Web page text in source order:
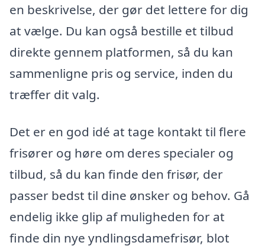
en beskrivelse, der gør det lettere for dig
at vælge. Du kan også bestille et tilbud
direkte gennem platformen, så du kan
sammenligne pris og service, inden du
træffer dit valg.
Det er en god idé at tage kontakt til flere
frisører og høre om deres specialer og
tilbud, så du kan finde den frisør, der
passer bedst til dine ønsker og behov. Gå
endelig ikke glip af muligheden for at
finde din nye yndlingsdamefrisør, blot